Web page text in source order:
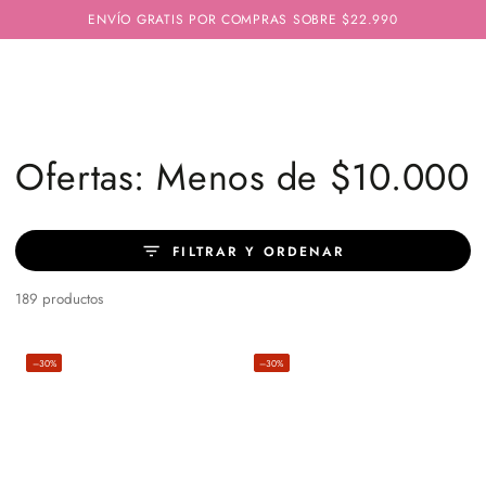
CONTENIDOENVÍO GRATIS POR COMPRAS SOBRE $22.990
Colección:
Ofertas: Menos de $10.000
FILTRAR Y ORDENAR
189 productos
–30% –30%